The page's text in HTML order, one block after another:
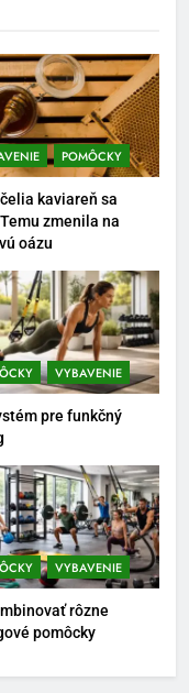
POMÔCKY
kaviareň sa
zmenila na
oázu
VYBAVENIE
pre funkčný
VYBAVENIE
rôzne
pomôcky
rôzne
pre
na dlhé trasy
dobýva
vášňou pre futbal
– aj vďaka